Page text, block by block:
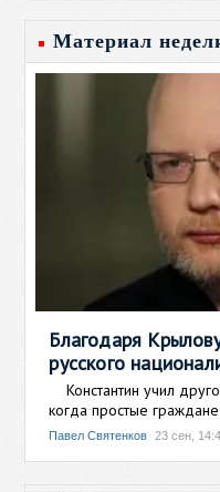
Материал
Благодаря
русского
Константин учил
когда простые
Павел Святенков 23 сен,